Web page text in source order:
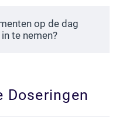
op de dag
te nemen?
Doseringen